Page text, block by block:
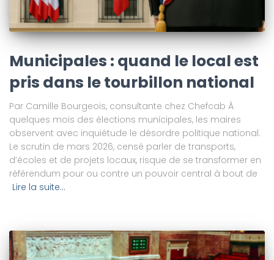
Municipales : quand le local est
pris dans le tourbillon national
Par Camille Bourgeois, consultante chez Chefcab À
quelques mois des élections municipales, les maires
observent avec inquiétude le désordre politique national.
Le scrutin de mars 2026, censé parler de transports,
d’écoles et de projets locaux, risque de se transformer en
référendum pour ou contre un pouvoir central à bout de
Lire la suite…